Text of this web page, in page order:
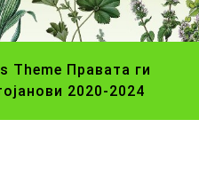
Theme Правата ги
2020-2024